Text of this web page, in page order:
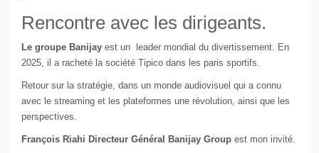
Rencontre avec les dirigeants.
Le groupe Banijay est un leader mondial du divertissement. En
2025, il a racheté la société Tipico dans les paris sportifs.
Retour sur la stratégie, dans un monde audiovisuel qui a connu
avec le streaming et les plateformes une révolution, ainsi que les
perspectives.
François Riahi Directeur Général Banijay Group est mon invité.